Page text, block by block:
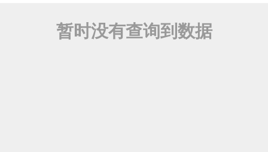
暂时没有查询到数据